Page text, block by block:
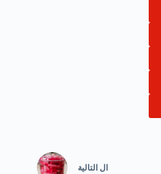
ال التالية